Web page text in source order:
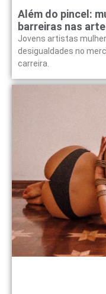
Além do pincel:
barreiras nas
Jovens artistas
desigualdades no
carreira.